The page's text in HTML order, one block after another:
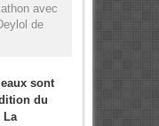
avec
de
sont
du
La